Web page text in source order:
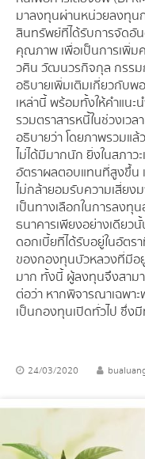
มาลงทุนผ่านหน่วยลงทุน
สินทรัพย์ที่ได้รับการจัดอั
คุณภาพ เพื่อเป็นการเพิ่
วศิน วัฒนวรกิจกุล กรรม
อธิบายเพิ่มเติมเกี่ยวกับ
เหล่านี้ พร้อมทั้งให้คำแน
รวมตราสารหนี้ในช่วงเว
อธิบายว่า โดยภาพรวมแล้
ไม่ได้มีมากนัก ยิ่งในสภา
อัตราผลตอบแทนที่สูงขึ้น
ไม่กล้ายอมรับความเสี่ย
เป็นทางเลือกในการลงทุ
ธนาคารเพียงอย่างเดีย
ดอกเบี้ยที่ได้รับอยู่ในอัตร
ของกองทุนบัวหลวงที่มีอ
มาก ทั้งนี้ ผู้ลงทุนจึงสาม
ต่อว่า หากพิจารณาเฉพา
เป็นกองทุนเปิดทั่วไป ซึ่ง
24/03/2020